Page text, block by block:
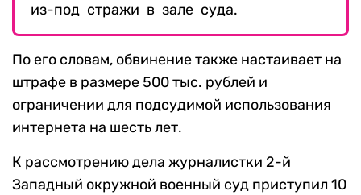
из-под стражи в зале суда.
По его словам, обвинение также настаивает на
штрафе в размере 500 тыс. рублей и
ограничении для подсудимой использования
интернета на шесть лет.
К рассмотрению дела журналистки 2-й
Западный окружной военный суд приступил 10